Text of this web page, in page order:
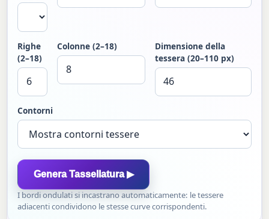
Righe
(2–18)
Colonne (2–18)
Dimensione della
tessera (20–110 px)
Contorni
Genera Tassellatura ▶
I bordi ondulati si incastrano automaticamente: le tessere
adiacenti condividono le stesse curve corrispondenti.